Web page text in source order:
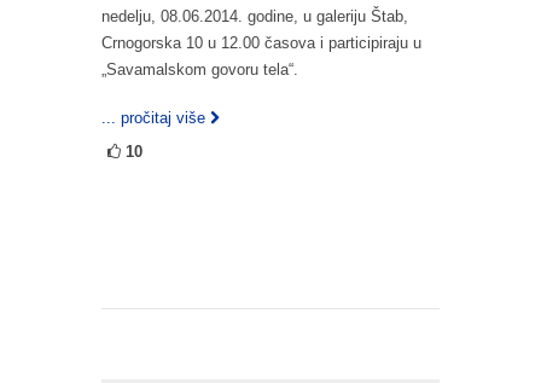
nedelju, 08.06.2014. godine, u galeriju Štab,
Crnogorska 10 u 12.00 časova i participiraju u
„Savamalskom govoru tela“.
... pročitaj više
10